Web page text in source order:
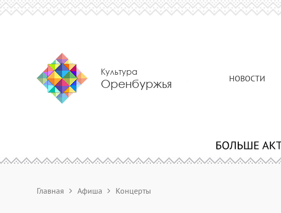
Культура
Оренбуржья НОВОСТИ
Главная Афиша Концерты